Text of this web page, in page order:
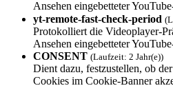
Ansehen eingebetteter
yt-remote-fast-check-period
Protokolliert die Videoplayer-
Ansehen eingebetteter
CONSENT (Laufzeit: 2 Jahr(e))
Dient dazu, festzustellen, ob
Cookies im Cookie-Banner